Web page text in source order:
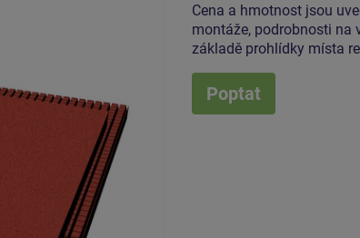
Cena a hmotnost jsou
montáže, podrobnosti na
základě prohlídky místa
Poptat